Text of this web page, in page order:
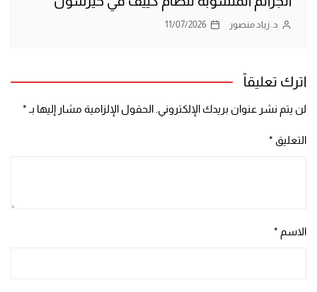
د. زياد منصور 11/07/2026
اترك تعليقاً
لن يتم نشر عنوان بريدك الإلكتروني. الحقول الإلزامية مشار إليها بـ *
التعليق *
الاسم *